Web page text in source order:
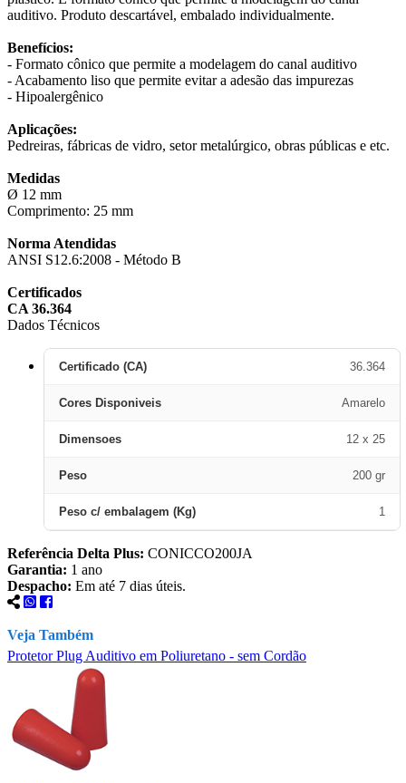
auditivo. Produto descartável, embalado individualmente.
Benefícios:
- Formato cônico que permite a modelagem do canal auditivo
- Acabamento liso que permite evitar a adesão das impurezas
- Hipoalergênico
Aplicações:
Pedreiras, fábricas de vidro, setor metalúrgico, obras públicas e etc.
Medidas
Ø 12 mm
Comprimento: 25 mm
Norma Atendidas
ANSI S12.6:2008 - Método B
Certificados
CA 36.364
Dados Técnicos
Certificado (CA) 36.364
Cores Disponiveis Amarelo
Dimensoes 12 x 25
Peso 200 gr
Peso c/ embalagem (Kg) 1
Referência Delta Plus: CONICCO200JA
Garantia: 1 ano
Despacho: Em até 7 dias úteis.
Veja Também
Protetor Plug Auditivo em Poliuretano - sem Cordão